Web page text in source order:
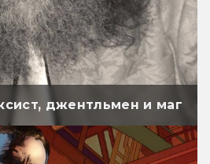
джентльмен и маг